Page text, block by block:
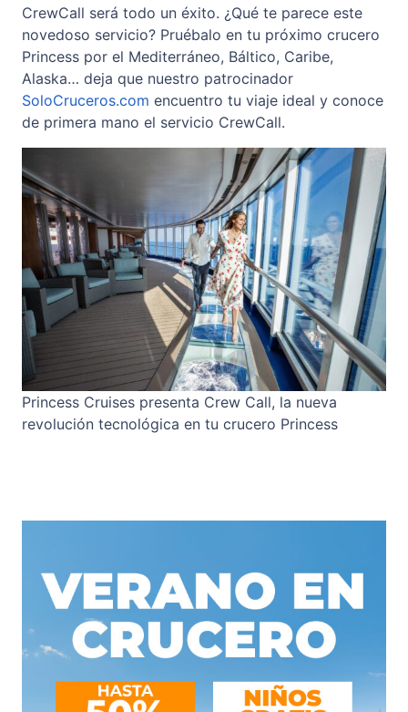
CrewCall será todo un éxito. ¿Qué te parece este
novedoso servicio? Pruébalo en tu próximo crucero
Princess por el Mediterráneo, Báltico, Caribe,
Alaska… deja que nuestro patrocinador
SoloCruceros.com encuentro tu viaje ideal y conoce
de primera mano el servicio CrewCall.
Princess Cruises presenta Crew Call, la nueva
revolución tecnológica en tu crucero Princess